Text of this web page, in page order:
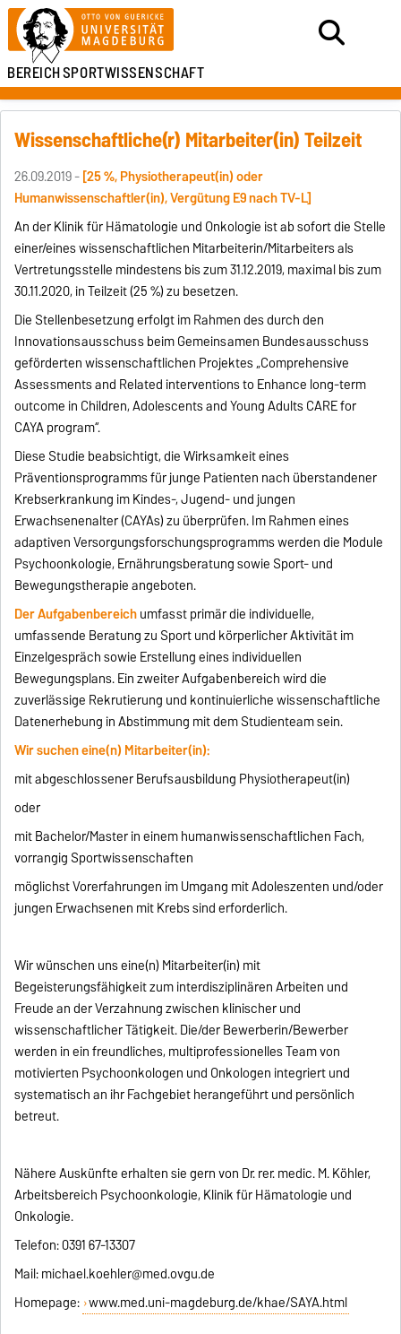
BEREICHSPORTWISSENSCHAFT
Wissenschaftliche(r) Mitarbeiter(in) Teilzeit
26.09.2019 -[25 %, Physiotherapeut(in) oder
Humanwissenschaftler(in), Vergütung E9 nach TV-L]
An der Klinik für Hämatologie und Onkologie ist ab sofort die Stelle
einer/eines wissenschaftlichen Mitarbeiterin/Mitarbeiters als
Vertretungsstelle mindestens bis zum 31.12.2019, maximal bis zum
30.11.2020, in Teilzeit (25 %) zu besetzen.
Die Stellenbesetzung erfolgt im Rahmen des durch den
Innovationsausschuss beim Gemeinsamen Bundesausschuss
geförderten wissenschaftlichen Projektes „Comprehensive
Assessments and Related interventions to Enhance long-term
outcome in Children, Adolescents and Young Adults CARE for
CAYA program“.
Diese Studie beabsichtigt, die Wirksamkeit eines
Präventionsprogramms für junge Patienten nach überstandener
Krebserkrankung im Kindes-, Jugend- und jungen
Erwachsenenalter (CAYAs) zu überprüfen. Im Rahmen eines
adaptiven Versorgungsforschungsprogramms werden die Module
Psychoonkologie, Ernährungsberatung sowie Sport- und
Bewegungstherapie angeboten.
Der Aufgabenbereichumfasst primär die individuelle,
umfassende Beratung zu Sport und körperlicher Aktivität im
Einzelgespräch sowie Erstellung eines individuellen
Bewegungsplans. Ein zweiter Aufgabenbereich wird die
zuverlässige Rekrutierung und kontinuierliche wissenschaftliche
Datenerhebung in Abstimmung mit dem Studienteam sein.
Wir suchen eine(n) Mitarbeiter(in):
mit abgeschlossener Berufsausbildung Physiotherapeut(in)
oder
mit Bachelor/Master in einem humanwissenschaftlichen Fach,
vorrangig Sportwissenschaften
möglichst Vorerfahrungen im Umgang mit Adoleszenten und/oder
jungen Erwachsenen mit Krebs sind erforderlich.
Wir wünschen uns eine(n) Mitarbeiter(in) mit
Begeisterungsfähigkeit zum interdisziplinären Arbeiten und
Freude an der Verzahnung zwischen klinischer und
wissenschaftlicher Tätigkeit. Die/der Bewerberin/Bewerber
werden in ein freundliches, multiprofessionelles Team von
motivierten Psychoonkologen und Onkologen integriert und
systematisch an ihr Fachgebiet herangeführt und persönlich
betreut.
Nähere Auskünfte erhalten sie gern von Dr. rer. medic. M. Köhler,
Arbeitsbereich Psychoonkologie, Klinik für Hämatologie und
Onkologie.
Telefon: 0391 67-13307
Mail: michael.koehler@med.ovgu.de
Homepage: www.med.uni-magdeburg.de/khae/SAYA.html